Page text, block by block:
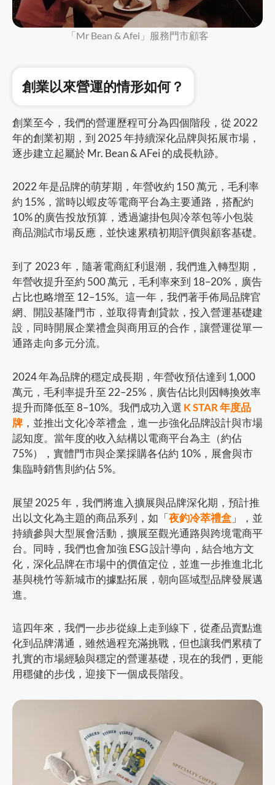
「Mr Bean & Afei」服務門市顧客
創業以來營運的情形如何？
創業至今，我們的營運歷程可分為四個階段，從 2022
年的創業初期，到 2025 年持續深化品牌與拓展市場，
逐步建立起屬於 Mr. Bean & AFei 的成長軌跡。
2022 年是品牌的萌芽期，年營收約 150 萬元，毛利率
約 15%，當時以蝦皮等電商平台為主要通路，搭配約
10% 的廣告投放預算，透過濾掛包與冷萃包等小包裝
商品測試市場反應，並快速累積初期評價與顧客基礎。
到了 2023 年，隨著電商紅利退潮，我們進入轉型期，
年營收提升至約 500 萬元，毛利率來到 18–20%，廣告
占比也略增至 12–15%。這一年，我們著手佈局品牌官
網、開設基隆門市，並取得青創貸款，投入營運基礎建
設，同時開展企業禮盒與商用豆的合作，讓營運從單一
通路走向多元分流。
2024 年為品牌的穩定成長期，年營收預估達到 1,000
萬元，毛利率提升至 22–25%，廣告佔比則因轉換效率
提升而降低至 8–10%。我們成功入選 K STAR 年度品
牌 ，並推出文化冷萃禮盒，進一步強化品牌設計與市場
認知度。當年度的收入結構以電商平台為主（約佔
75%），實體門市與企業採購各佔約 10%，展會與市
集臨時銷售則約佔 5%。
展望 2025 年，我們將進入擴展與品牌深化期，預計推
出以文化為主題的商品系列，如「夜釣冷萃禮盒 」，並
持續參與大型展會活動，擴展至觀光通路與跨境電商平
台。同時，我們也會加強 ESG 設計導向，結合地方文
化，深化品牌在市場中的價值定位，並進一步推進北北
基與桃竹等新城市的據點拓展，朝向區域型品牌發展邁
進。
這四年來，我們一步步從線上走到線下，從產品賣點進
化到品牌溝通，雖然過程充滿挑戰，但也讓我們累積了
扎實的市場經驗與穩定的營運基礎，現在的我們，更能
用穩健的步伐，迎接下一個成長階段。